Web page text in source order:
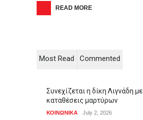
READ MORE
Most Read Commented
Συνεχίζεται η δίκη Λιγνάδη με
καταθέσεις μαρτύρων
ΚΟΙΝΩΝΙΚΑ July 2, 2026